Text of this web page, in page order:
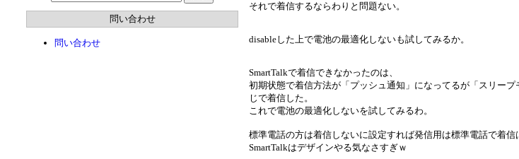
問い合わせ
問い合わせ
それで着信するならわりと問題ない。
disableした上で電池の最適化しないも試してみるか。
SmartTalkで着信できなかったのは、
初期状態で着信方法が「プッシュ通知」になってるが「スリー
じで着信した。
これで電池の最適化しないを試してみるわ。
標準電話の方は着信しないに設定すれば発信用は標準電話で着信
SmartTalkはデザインやる気なさすぎｗ